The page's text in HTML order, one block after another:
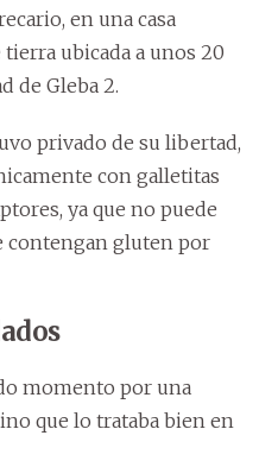
en una casa
ubicada a unos 20
de Gleba 2.
privado de su libertad,
con galletitas
ya que no puede
contengan gluten por
momento por una
que lo trataba bien en